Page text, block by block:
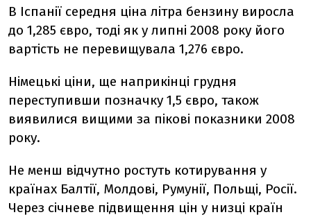
В Іспанії середня ціна літра бензину виросла
до 1,285 євро, тоді як у липні 2008 року його
вартість не перевищувала 1,276 євро.
Німецькі ціни, ще наприкінці грудня
переступивши позначку 1,5 євро, також
виявилися вищими за пікові показники 2008
року.
Не менш відчутно ростуть котирування у
країнах Балтії, Молдові, Румунії, Польщі, Росії.
Через січневе підвищення цін у низці країн